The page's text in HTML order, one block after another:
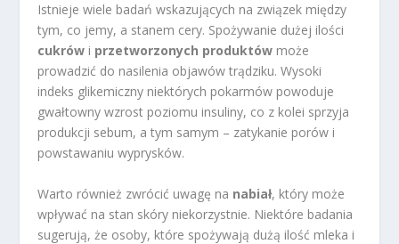
Istnieje wiele badań wskazujących na związek między
tym, co jemy, a stanem cery. Spożywanie dużej ilości
cukrów i przetworzonych produktów może
prowadzić do nasilenia objawów trądziku. Wysoki
indeks glikemiczny niektórych pokarmów powoduje
gwałtowny wzrost poziomu insuliny, co z kolei sprzyja
produkcji sebum, a tym samym – zatykanie porów i
powstawaniu wyprysków.
Warto również zwrócić uwagę na nabiał, który może
wpływać na stan skóry niekorzystnie. Niektóre badania
sugerują, że osoby, które spożywają dużą ilość mleka i